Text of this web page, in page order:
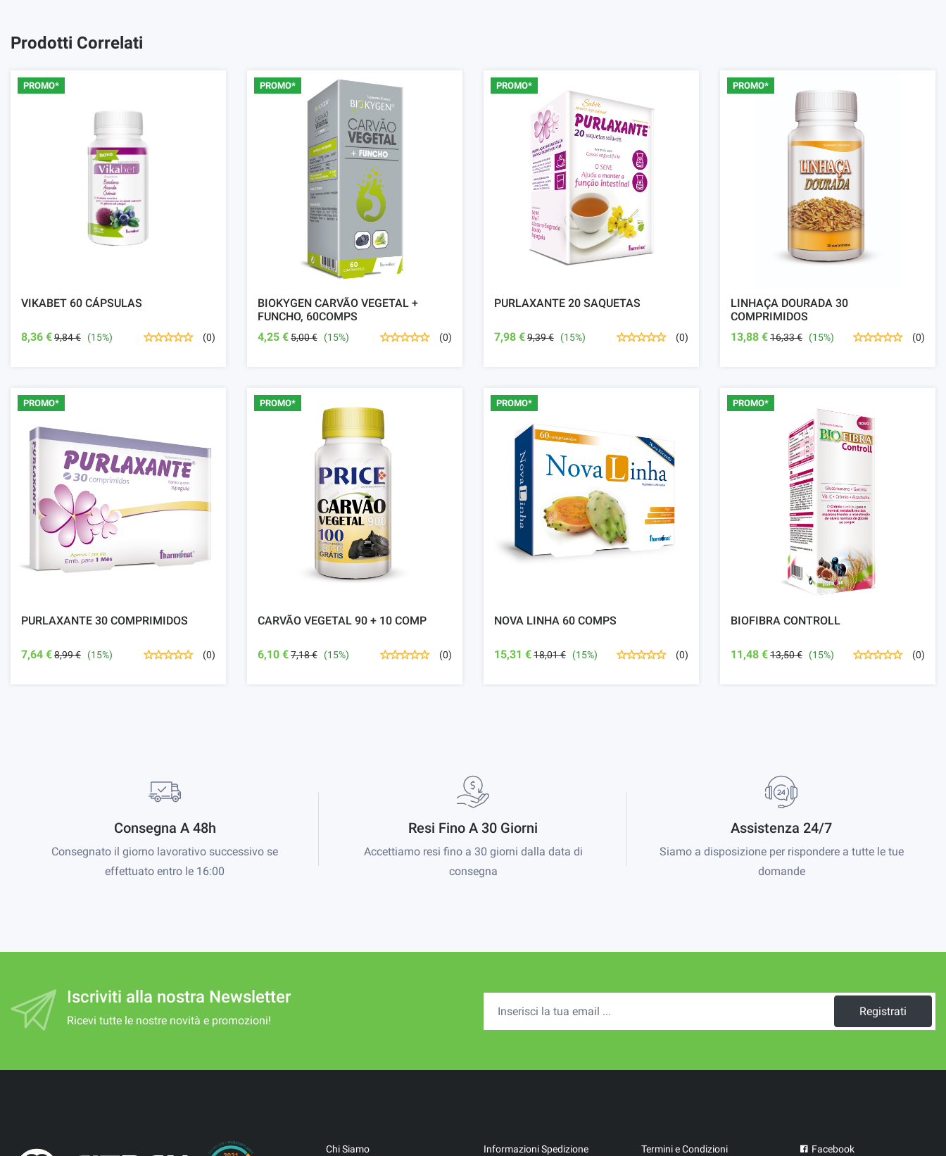
Prodotti Correlati
PROMO*
VIKABET 60 CÁPSULAS
8,36 €9,84 € (15%) (0)
PROMO*
BIOKYGEN CARVÃO VEGETAL +
FUNCHO, 60COMPS
4,25 €5,00 € (15%) (0)
PROMO*
PURLAXANTE 20 SAQUETAS
7,98 €9,39 € (15%) (0)
PROMO*
LINHAÇA DOURADA 30
COMPRIMIDOS
13,88 €16,33 € (15%) (0)
PROMO*
PURLAXANTE 30 COMPRIMIDOS
7,64 €8,99 € (15%) (0)
PROMO*
CARVÃO VEGETAL 90 + 10 COMP
6,10 €7,18 € (15%) (0)
PROMO*
NOVA LINHA 60 COMPS
15,31 €18,01 € (15%) (0)
PROMO*
BIOFIBRA CONTROLL
11,48 €13,50 € (15%) (0)
Consegna A 48h
Consegnato il giorno lavorativo successivo se
effettuato entro le 16:00
Resi Fino A 30 Giorni
Accettiamo resi fino a 30 giorni dalla data di
consegna
Assistenza 24/7
Siamo a disposizione per rispondere a tutte le tue
domande
Iscriviti alla nostra Newsletter
Ricevi tutte le nostre novità e promozioni!
Registrati
Chi Siamo Informazioni Spedizione Termini e Condizioni Facebook